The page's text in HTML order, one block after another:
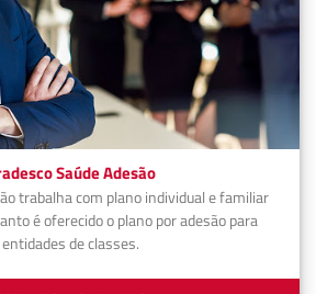
Saúde Adesão
trabalha com plano individual e familiar
é oferecido o plano por adesão para
entidades de classes.